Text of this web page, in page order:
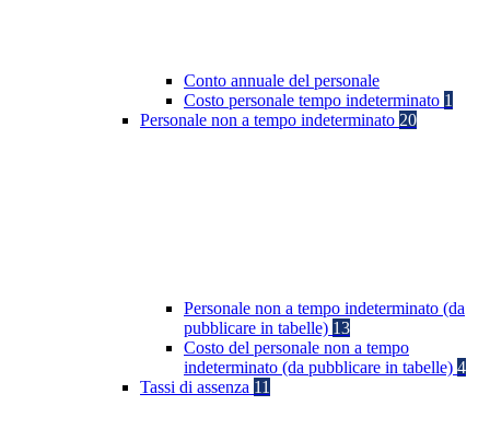
Conto annuale del personale
Costo personale tempo indeterminato 1
Personale non a tempo indeterminato 20
Personale non a tempo indeterminato (da
pubblicare in tabelle) 13
Costo del personale non a tempo
indeterminato (da pubblicare in tabelle) 4
Tassi di assenza 11